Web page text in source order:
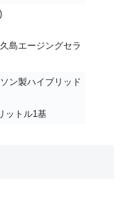
島エージングセラ
ン製ハイブリッド
ットル1基